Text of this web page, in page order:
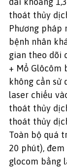
thoát thủy
Phương pháp
bệnh nhân
gian theo dõi
+ Mổ Glôcôm
không cần sử
laser chiếu
thoát thủy
thoát thủy
Toàn bộ quá
20 phút),
glocom bằng